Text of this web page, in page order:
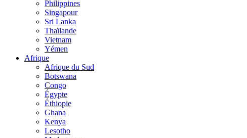
Philippines
Singapour
Sri Lanka
Thaïlande
Vietnam
Yémen
Afrique
Afrique du Sud
Botswana
Congo
Égypte
Éthiopie
Ghana
Kenya
Lesotho